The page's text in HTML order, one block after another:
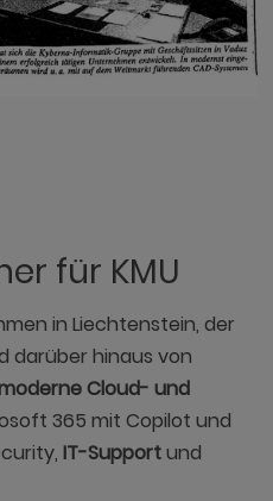
für KMU
in Liechtenstein, der
darüber hinaus von
Cloud- und
365 mit Copilot und
IT-Supportund